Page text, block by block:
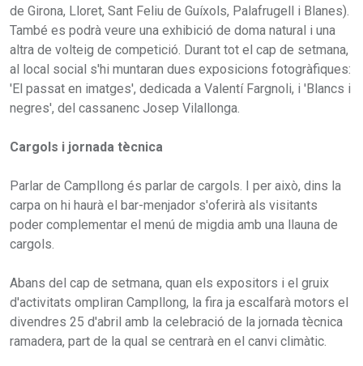
de Girona, Lloret, Sant Feliu de Guíxols, Palafrugell i Blanes).
També es podrà veure una exhibició de doma natural i una
altra de volteig de competició. Durant tot el cap de setmana,
al local social s'hi muntaran dues exposicions fotogràfiques:
'El passat en imatges', dedicada a Valentí Fargnoli, i 'Blancs i
negres', del cassanenc Josep Vilallonga.
Cargols i jornada tècnica
Parlar de Campllong és parlar de cargols. I per això, dins la
carpa on hi haurà el bar-menjador s'oferirà als visitants
poder complementar el menú de migdia amb una llauna de
cargols.
Abans del cap de setmana, quan els expositors i el gruix
d'activitats ompliran Campllong, la fira ja escalfarà motors el
divendres 25 d'abril amb la celebració de la jornada tècnica
ramadera, part de la qual se centrarà en el canvi climàtic.